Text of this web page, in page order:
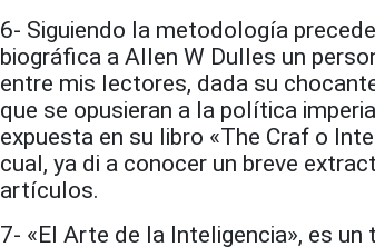
6- Siguiendo la metodología
biográfica a Allen W Dulles un
entre mis lectores, dada su
que se opusieran a la política
expuesta en su libro «The Craf o
cual, ya di a conocer un breve
artículos.
7- «El Arte de la Inteligencia», es